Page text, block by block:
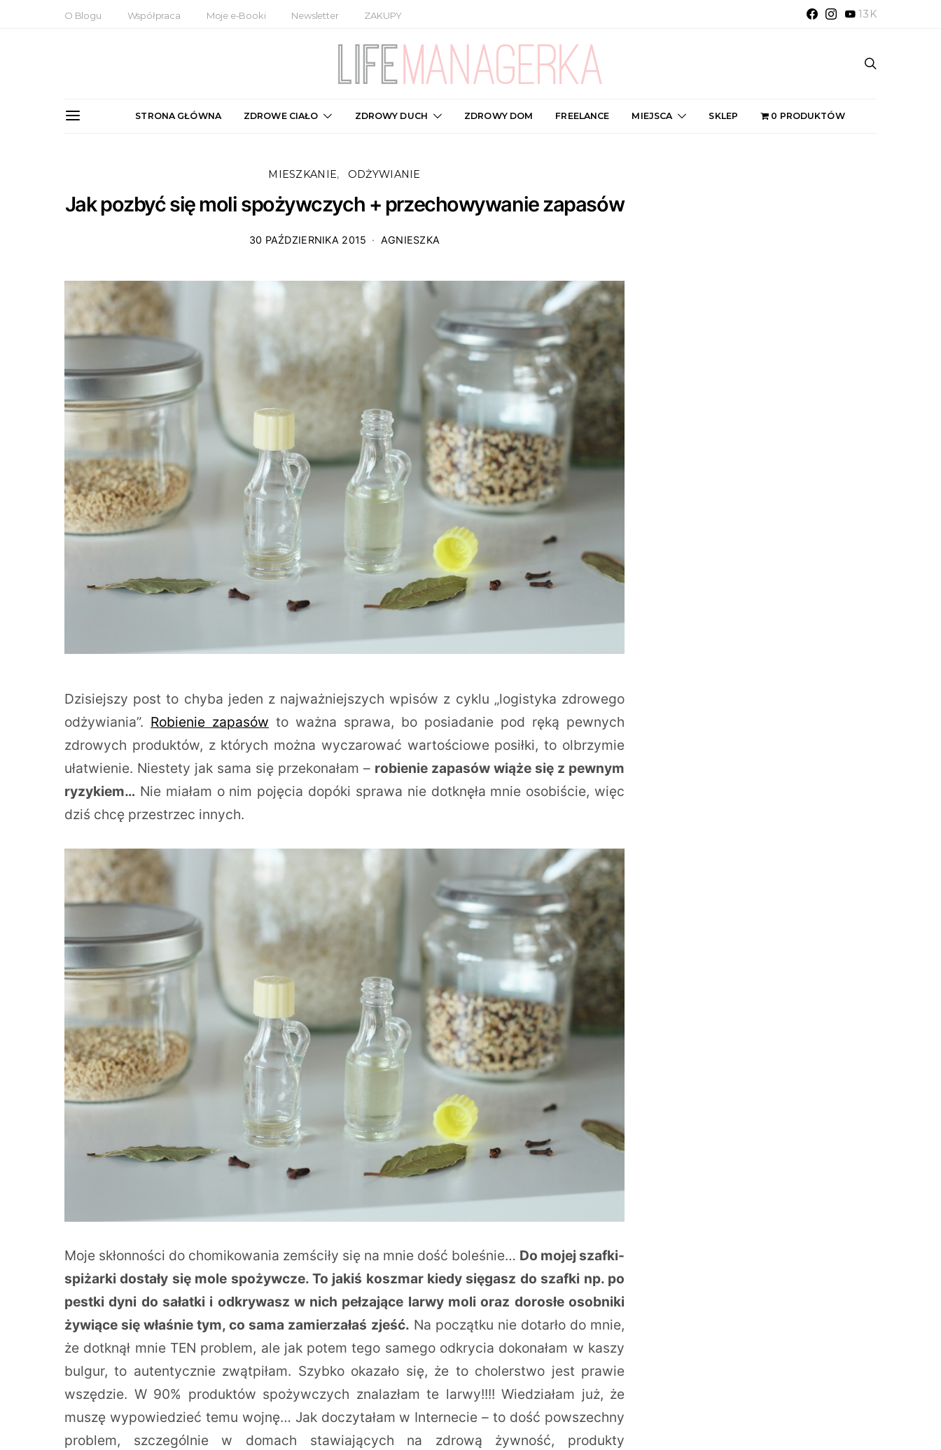
O Blogu Współpraca Moje e-Booki Newsletter ZAKUPY 13K
STRONA GŁÓWNA ZDROWE CIAŁO ZDROWY DUCH ZDROWY DOM FREELANCE MIEJSCA SKLEP 0 PRODUKTÓW
MIESZKANIE ODŻYWIANIE
Jak pozbyć się moli spożywczych + przechowywanie zapasów
30 PAŹDZIERNIKA 2015 AGNIESZKA
Dzisiejszy post to chyba jeden z najważniejszych wpisów z cyklu „logistyka zdrowego
odżywiania”. Robienie zapasów to ważna sprawa, bo posiadanie pod ręką pewnych
zdrowych produktów, z których można wyczarować wartościowe posiłki, to olbrzymie
ułatwienie. Niestety jak sama się przekonałam – robienie zapasów wiąże się z pewnym
ryzykiem… Nie miałam o nim pojęcia dopóki sprawa nie dotknęła mnie osobiście, więc
dziś chcę przestrzec innych.
Moje skłonności do chomikowania zemściły się na mnie dość boleśnie… Do mojej szafki-
spiżarki dostały się mole spożywcze. To jakiś koszmar kiedy sięgasz do szafki np. po
pestki dyni do sałatki i odkrywasz w nich pełzające larwy moli oraz dorosłe osobniki
żywiące się właśnie tym, co sama zamierzałaś zjeść. Na początku nie dotarło do mnie,
że dotknął mnie TEN problem, ale jak potem tego samego odkrycia dokonałam w kaszy
bulgur, to autentycznie zwątpiłam. Szybko okazało się, że to cholerstwo jest prawie
wszędzie. W 90% produktów spożywczych znalazłam te larwy!!!! Wiedziałam już, że
muszę wypowiedzieć temu wojnę… Jak doczytałam w Internecie – to dość powszechny
problem, szczególnie w domach stawiających na zdrową żywność, produkty